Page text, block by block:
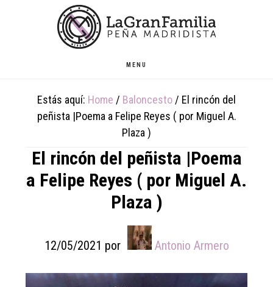
MENU
Estás aquí: Home / Baloncesto / El rincón del
peñista |Poema a Felipe Reyes ( por Miguel A.
Plaza )
El rincón del peñista |Poema
a Felipe Reyes ( por Miguel A.
Plaza )
12/05/2021 por Antonio Armero